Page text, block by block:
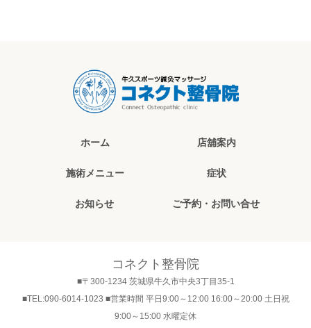
ホーム 店舖案内
施術メニュー 症状
お知らせ ご予約・お問い合せ
コネクト整骨院
■〒300-1234 茨城県牛久市中央3丁目35-1
■TEL:090-6014-1023 ■営業時間 平日9:00～12:00 16:00～20:00 土日祝
9:00～15:00 水曜定休